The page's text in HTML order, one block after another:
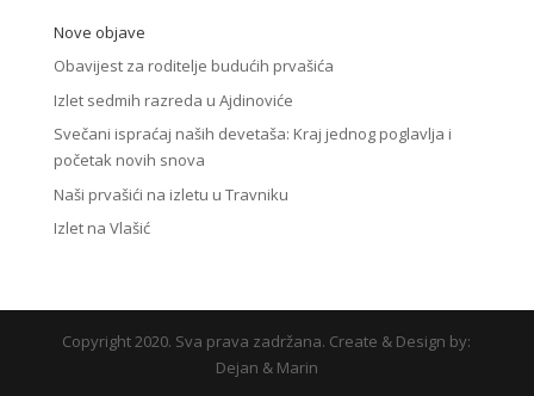
Nove objave
Obavijest za roditelje budućih prvašića
Izlet sedmih razreda u Ajdinoviće
Svečani ispraćaj naših devetaša: Kraj jednog poglavlja i
početak novih snova
Naši prvašići na izletu u Travniku
Izlet na Vlašić
Copyright 2020. Sva prava zadržana. Create & Design by:
Dejan & Marin